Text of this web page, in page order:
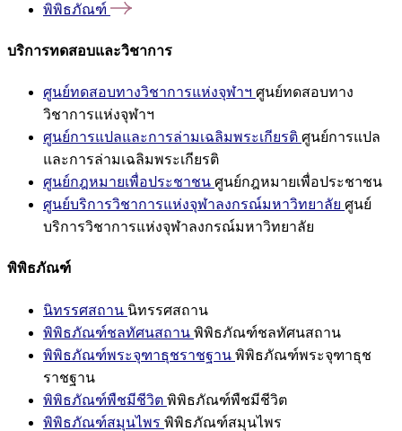
พิพิธภัณฑ์
บริการทดสอบและวิชาการ
ศูนย์ทดสอบทางวิชาการแห่งจุฬาฯ ศูนย์ทดสอบทาง
วิชาการแห่งจุฬาฯ
ศูนย์การแปลและการล่ามเฉลิมพระเกียรติ ศูนย์การแปล
และการล่ามเฉลิมพระเกียรติ
ศูนย์กฎหมายเพื่อประชาชน ศูนย์กฎหมายเพื่อประชาชน
ศูนย์บริการวิชาการแห่งจุฬาลงกรณ์มหาวิทยาลัย ศูนย์
บริการวิชาการแห่งจุฬาลงกรณ์มหาวิทยาลัย
พิพิธภัณฑ์
นิทรรศสถาน นิทรรศสถาน
พิพิธภัณฑ์ชลทัศนสถาน พิพิธภัณฑ์ชลทัศนสถาน
พิพิธภัณฑ์พระจุฑาธุชราชฐาน พิพิธภัณฑ์พระจุฑาธุช
ราชฐาน
พิพิธภัณฑ์พืชมีชีวิต พิพิธภัณฑ์พืชมีชีวิต
พิพิธภัณฑ์สมุนไพร พิพิธภัณฑ์สมุนไพร